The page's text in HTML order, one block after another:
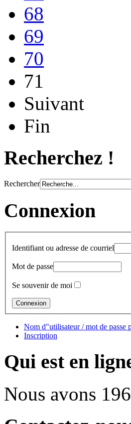
68
69
70
71
Suivant
Fin
Recherchez !
Rechercher
Connexion
Identifiant ou adresse de courriel
Mot de passe
Se souvenir de moi
Nom d"utilisateur / mot de passe
Inscription
Qui est en
Nous avons